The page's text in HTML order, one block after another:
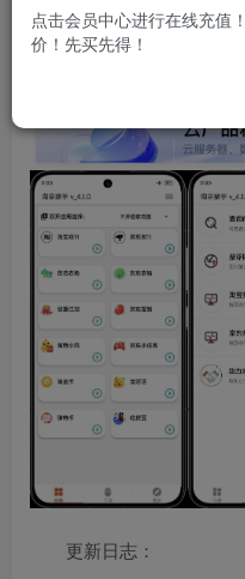
用途。如有侵权、不妥之处
更新日志：
点击会员中心进行在线充值
价！先买先得！